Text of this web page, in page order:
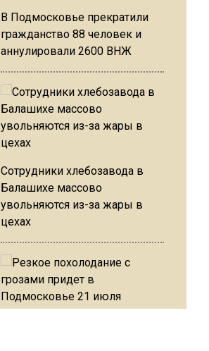
В Подмосковье прекратили
гражданство 88 человек и
аннулировали 2600 ВНЖ
Сотрудники хлебозавода в
Балашихе массово
увольняются из-за жары в
цехах